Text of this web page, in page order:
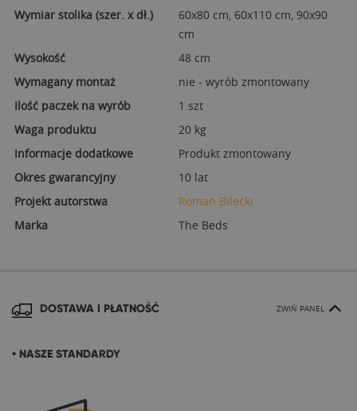
Wymiar stolika (szer. x dł.)
60x80 cm, 60x110 cm, 90x90
cm
Wysokość
48 cm
Wymagany montaż
nie - wyrób zmontowany
Ilość paczek na wyrób
1 szt
Waga produktu
20 kg
Informacje dodatkowe
Produkt zmontowany
Okres gwarancyjny
10 lat
Projekt autorstwa
Roman Bilecki
Marka
The Beds
DOSTAWA I PŁATNOŚĆ ZWIŃ PANEL
• NASZE STANDARDY